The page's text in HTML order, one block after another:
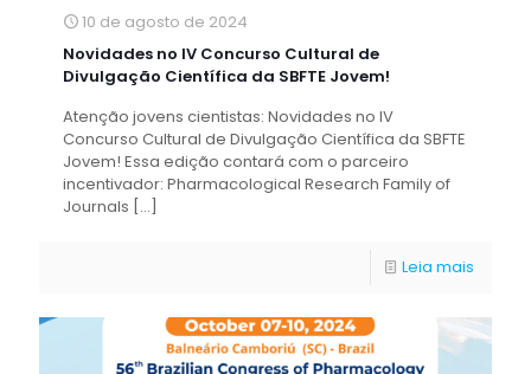
10 de agosto de 2024
Novidades no IV Concurso Cultural de
Divulgação Científica da SBFTE Jovem!
Atenção jovens cientistas: Novidades no IV
Concurso Cultural de Divulgação Científica da SBFTE
Jovem! Essa edição contará com o parceiro
incentivador: Pharmacological Research Family of
Journals […]
Leia mais